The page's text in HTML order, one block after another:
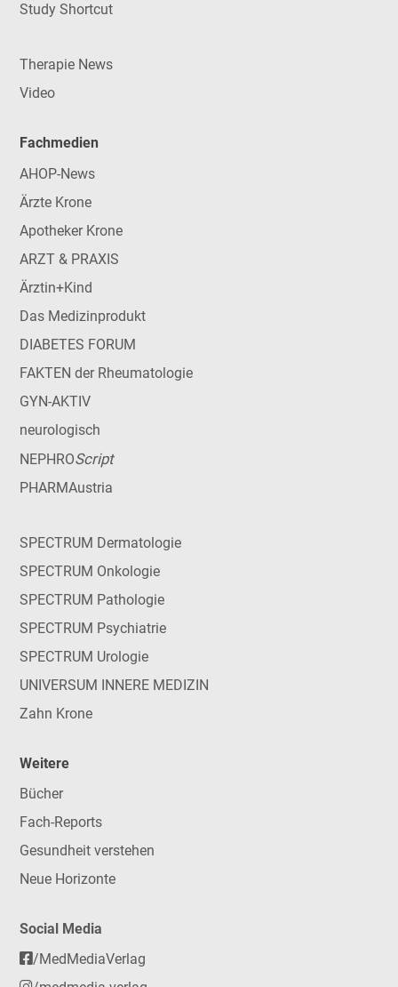
Study Shortcut
Therapie News
Video
Fachmedien
AHOP-News
Ärzte Krone
Apotheker Krone
ARZT & PRAXIS
Ärztin+Kind
Das Medizinprodukt
DIABETES FORUM
FAKTEN der Rheumatologie
GYN-AKTIV
neurologisch
NEPHROScript
PHARMAustria
SPECTRUM Dermatologie
SPECTRUM Onkologie
SPECTRUM Pathologie
SPECTRUM Psychiatrie
SPECTRUM Urologie
UNIVERSUM INNERE MEDIZIN
Zahn Krone
Weitere
Bücher
Fach-Reports
Gesundheit verstehen
Neue Horizonte
Social Media
/MedMediaVerlag